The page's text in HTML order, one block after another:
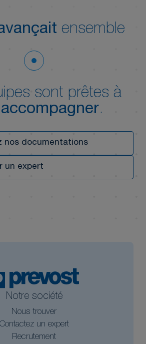
ensemble
sont prêtes à
accompagner.
nos documentations
un expert
Notre société
Nous trouver
Contactez un expert
Recrutement